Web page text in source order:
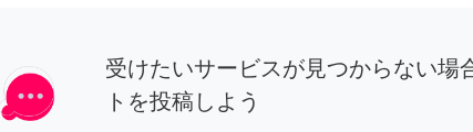
受けたいサービスが見つからない場
トを投稿しよう